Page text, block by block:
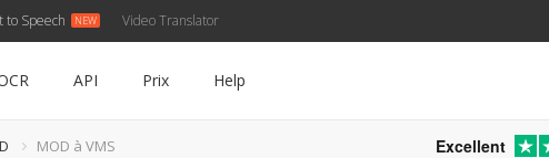
to Speech Video Translator
API Prix Help
MOD à VMS Excellent